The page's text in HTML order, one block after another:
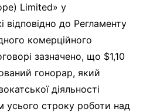
Limited» у
відповідно до Регламенту
комерційного
зазначено, що $1,10
гонорар, який
діяльності
усього строку роботи над